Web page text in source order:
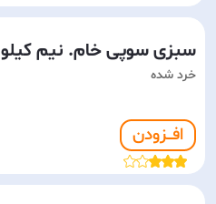
سبزی سوپی خام. نیم کیلو
خرد شده
افـــزودن